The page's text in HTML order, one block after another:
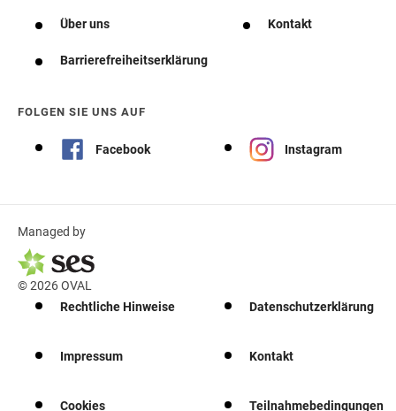
Über uns Kontakt
Barrierefreiheitserklärung
FOLGEN SIE UNS AUF
Facebook Instagram
Managed by
© 2026 OVAL
Rechtliche Hinweise
Datenschutzerklärung
Impressum Kontakt
Cookies Teilnahmebedingungen